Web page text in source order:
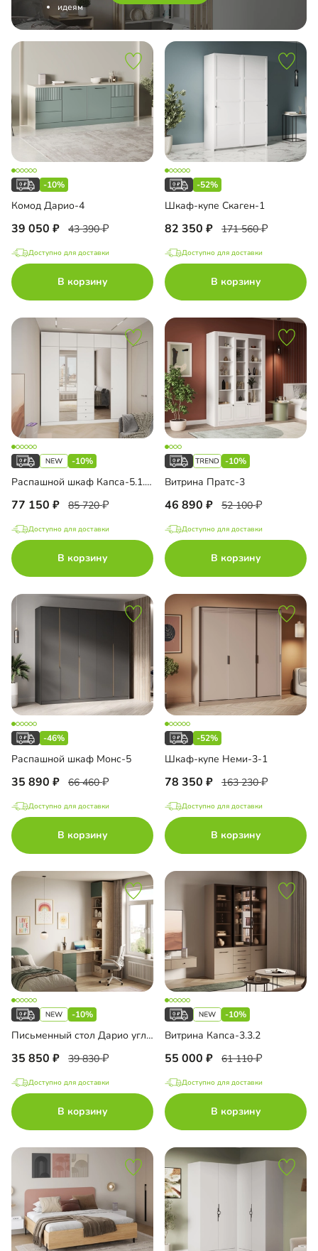
идеям
-10%
Комод Дарио-4
39 050 43 390
Доступно для доставки
В корзину
-52%
Шкаф-купе Скаген-1
82 350 171 560
Доступно для доставки
В корзину
-10%
Распашной шкаф Капса-5.1.3 с зеркалом и антресолью
77 150 85 720
Доступно для доставки
В корзину
-10%
Витрина Пратс-3
46 890 52 100
Доступно для доставки
В корзину
-46%
Распашной шкаф Монс-5
35 890 66 460
Доступно для доставки
В корзину
-52%
Шкаф-купе Неми-3-1
78 350 163 230
Доступно для доставки
В корзину
-10%
Письменный стол Дарио угловой с антресолью
35 850 39 830
Доступно для доставки
В корзину
-10%
Витрина Капса-3.3.2
55 000 61 110
Доступно для доставки
В корзину